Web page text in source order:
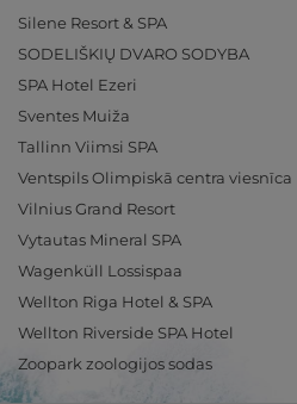
Silene Resort & SPA
SODELIŠKIŲ DVARO SODYBA
SPA Hotel Ezeri
Sventes Muiža
Tallinn Viimsi SPA
Ventspils Olimpiskā centra viesnīca
Vilnius Grand Resort
Vytautas Mineral SPA
Wagenküll Lossispaa
Wellton Riga Hotel & SPA
Wellton Riverside SPA Hotel
Zoopark zoologijos sodas